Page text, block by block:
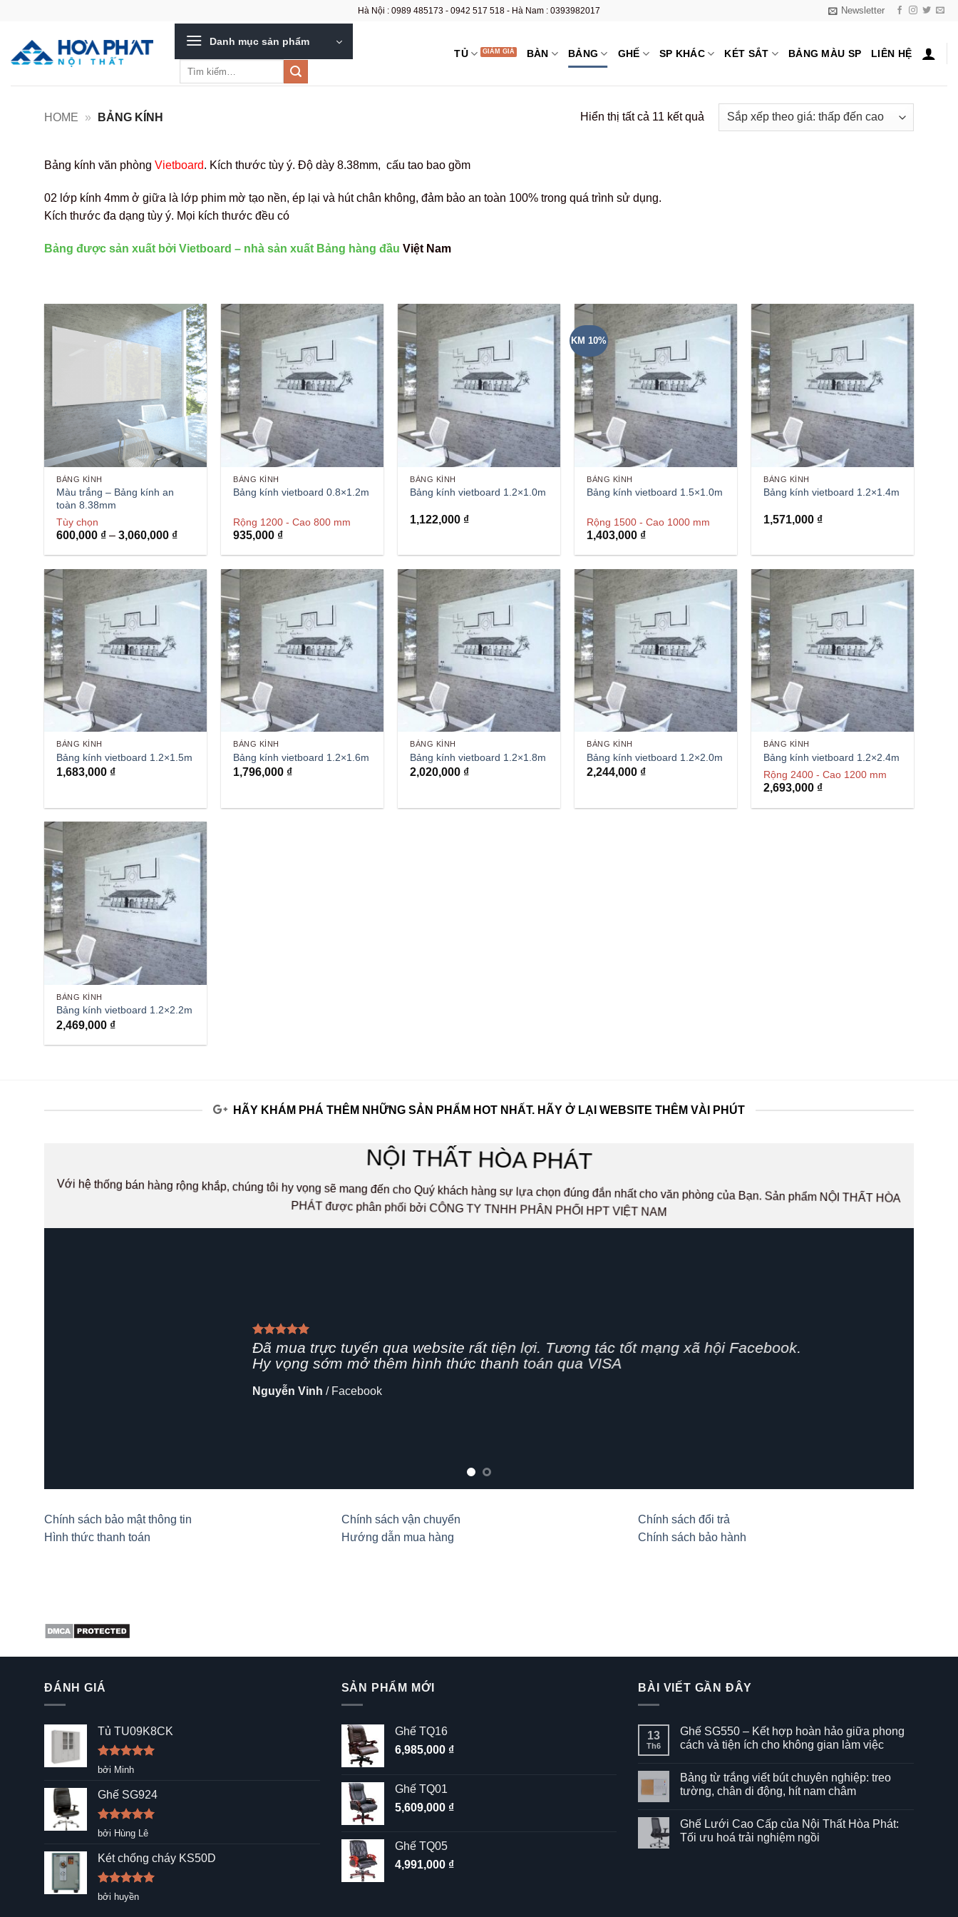
dung
Hà Nội : 0989 485173 - 0942 517 518 - Hà Nam : 0393982017 Newsletter
Danh mục sản phẩm
TỦ BÀN BẢNG GHẾ SP KHÁC KÉT SẮT BẢNG MÀU SP LIÊN HỆ
HOME » BẢNG KÍNH Hiển thị tất cả 11 kết quảĐã
sắp
Bảng kính văn phòng Vietboard. Kích thước tùy ý. Độ dày 8.38mm, cấu tao bao gồm
02 lớp kính 4mm ở giữa là lớp phim mờ tạo nền, ép lại và hút chân không, đảm bảo an toàn 100% trong quá trình sử dụng.
Kích thước đa dạng tùy ý. Mọi kích thước đều có
Bảng được sản xuất bởi Vietboard – nhà sản xuất Bảng hàng đầu Việt Nam
BẢNG KÍNH
Màu trắng – Bảng kính an
toàn 8.38mm
Tùy chọn
600,000 ₫ – 3,060,000 ₫Khoảng
từ
600,000 ₫
đến
3,060,000 ₫
BẢNG KÍNH
Bảng kính vietboard 0.8×1.2m
Rộng 1200 - Cao 800 mm
935,000 ₫
BẢNG KÍNH
Bảng kính vietboard 1.2×1.0m
1,122,000 ₫
KM 10%
BẢNG KÍNH
Bảng kính vietboard 1.5×1.0m
Rộng 1500 - Cao 1000 mm
1,403,000 ₫
BẢNG KÍNH
Bảng kính vietboard 1.2×1.4m
1,571,000 ₫
BẢNG KÍNH
Bảng kính vietboard 1.2×1.5m
1,683,000 ₫
BẢNG KÍNH
Bảng kính vietboard 1.2×1.6m
1,796,000 ₫
BẢNG KÍNH
Bảng kính vietboard 1.2×1.8m
2,020,000 ₫
BẢNG KÍNH
Bảng kính vietboard 1.2×2.0m
2,244,000 ₫
BẢNG KÍNH
Bảng kính vietboard 1.2×2.4m
Rộng 2400 - Cao 1200 mm
2,693,000 ₫
BẢNG KÍNH
Bảng kính vietboard 1.2×2.2m
2,469,000 ₫
HÃY KHÁM PHÁ THÊM NHỮNG SẢN PHẨM HOT NHẤT. HÃY Ở LẠI WEBSITE THÊM VÀI PHÚT
NỘI THẤT HÒA PHÁT
Với hệ thống bán hàng rộng khắp, chúng tôi hy vọng sẽ mang đến cho Quý khách hàng sự lựa chọn đúng đắn nhất cho văn phòng của Bạn. Sản phẩm NỘI THẤT HÒA
PHÁT được phân phối bởi CÔNG TY TNHH PHÂN PHỐI HPT VIỆT NAM
Giao hàng nhanh,
rất chuyên nghiệp, hình thức bán hàng Online đang dần phát huy.
Shop nên cập nhật thêm tính năng chia sẻ mạng xã hội
Hải Yến /Zalo
Chính sách bảo mật thông tin
Hình thức thanh toán
Chính sách vận chuyển
Hướng dẫn mua hàng
Chính sách đổi trả
Chính sách bảo hành
ĐÁNH GIÁ
Tủ TU09K8CK
Được xếp
sao
bởi Minh
Ghế SG924
Được xếp
5
sao
bởi Hùng Lê
Két chống cháy KS50D
Được xếp
hạng5
bởi huyền
SẢN PHẨM MỚI
Ghế TQ16
6,985,000 ₫
Ghế TQ01
5,609,000 ₫
Ghế TQ05
4,991,000 ₫
BÀI VIẾT GẦN ĐÂY
13
Th6
Ghế SG550 – Kết hợp hoàn hảo giữa phong
cách và tiện ích cho không gian làm việc
bình
luận
ở
–
Kết
hợp
Bảng từ trắng viết bút chuyên nghiệp: treo
tường, chân di động, hít nam châm
bình
luận
ở
Ghế Lưới Cao Cấp của Nội Thất Hòa Phát:
Tối ưu hoá trải nghiệm ngồi